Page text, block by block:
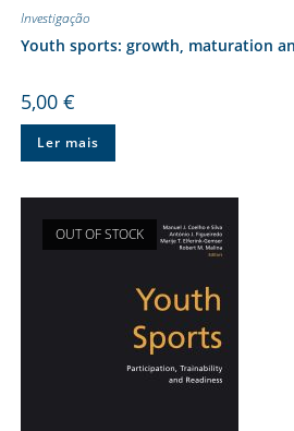
Investigação
Youth sports: growth, maturation
5,00 €
Ler mais
OUT OF STOCK